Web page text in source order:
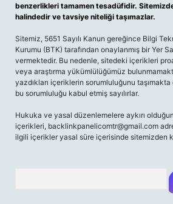
benzerlikleri tamamen tesadüfidir.
halindedir ve tavsiye niteliği taşımazlar.
Sitemiz, 5651 Sayılı Kanun gereğince Bilgi
Kurumu (BTK) tarafından onaylanmış bir Yer
vermektedir. Bu nedenle, sitedeki içerikleri
veya araştırma yükümlülüğümüz
yazdıkları içeriklerin sorumluluğunu
bu sorumluluğu kabul etmiş sayılırlar.
Hukuka ve yasal düzenlemelere aykırı
içerikleri, backlinkpanelicomtr@gmail.com
ilgili içerikler yasal süre içerisinde sitemizden